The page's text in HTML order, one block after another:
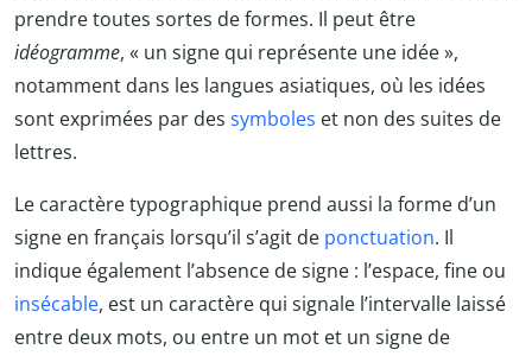
prendre toutes sortes de formes. Il peut être
idéogramme, « un signe qui représente une idée »,
notamment dans les langues asiatiques, où les idées
sont exprimées par des symboles et non des suites de
lettres.
Le caractère typographique prend aussi la forme d’un
signe en français lorsqu’il s’agit de ponctuation. Il
indique également l’absence de signe : l’espace, fine ou
insécable, est un caractère qui signale l’intervalle laissé
entre deux mots, ou entre un mot et un signe de